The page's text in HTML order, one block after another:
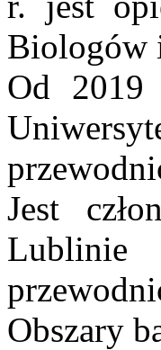
Biologów
Od 2019
Jest
Lublinie
Obszary